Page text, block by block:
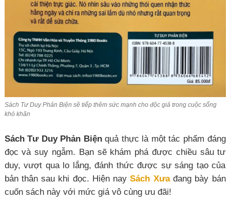
Sách Tư Duy Phản Biện sẽ tiếp thêm sức mạnh cho độc giả trong cuộc sống
khó khăn
Sách Tư Duy Phản Biệnquả thực là một tác phẩm đáng
đọc và suy ngẫm. Bạn sẽ khám phá được chiều sâu tư
duy, vượt qua lo lắng, đánh thức được sự sáng tạo của
bản thân sau khi đọc. Hiện naySách Xưađang bày bán
cuốn sách này với mức giá vô cùng ưu đãi!